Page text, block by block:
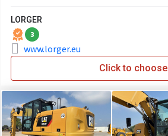
LORGER
3
www.lorger.eu
Click to choose